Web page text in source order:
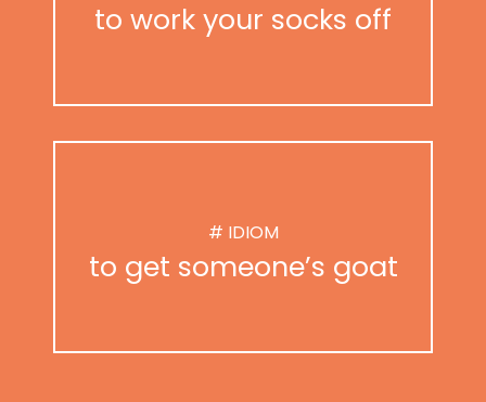
to work your socks off
# IDIOM
to get someone’s goat